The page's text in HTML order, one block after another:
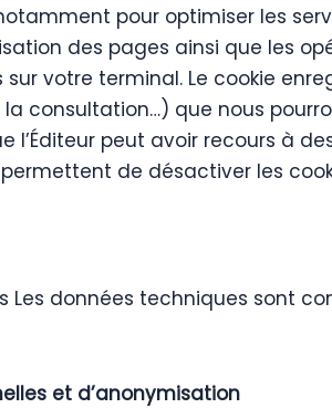
pour optimiser les
des pages ainsi que les
sur votre terminal. Le cookie
consultation…) que nous
peut avoir recours à
de désactiver les
données techniques sont
et d’anonymisation